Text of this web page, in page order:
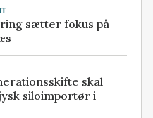
sætter fokus på
skal
siloimportør i